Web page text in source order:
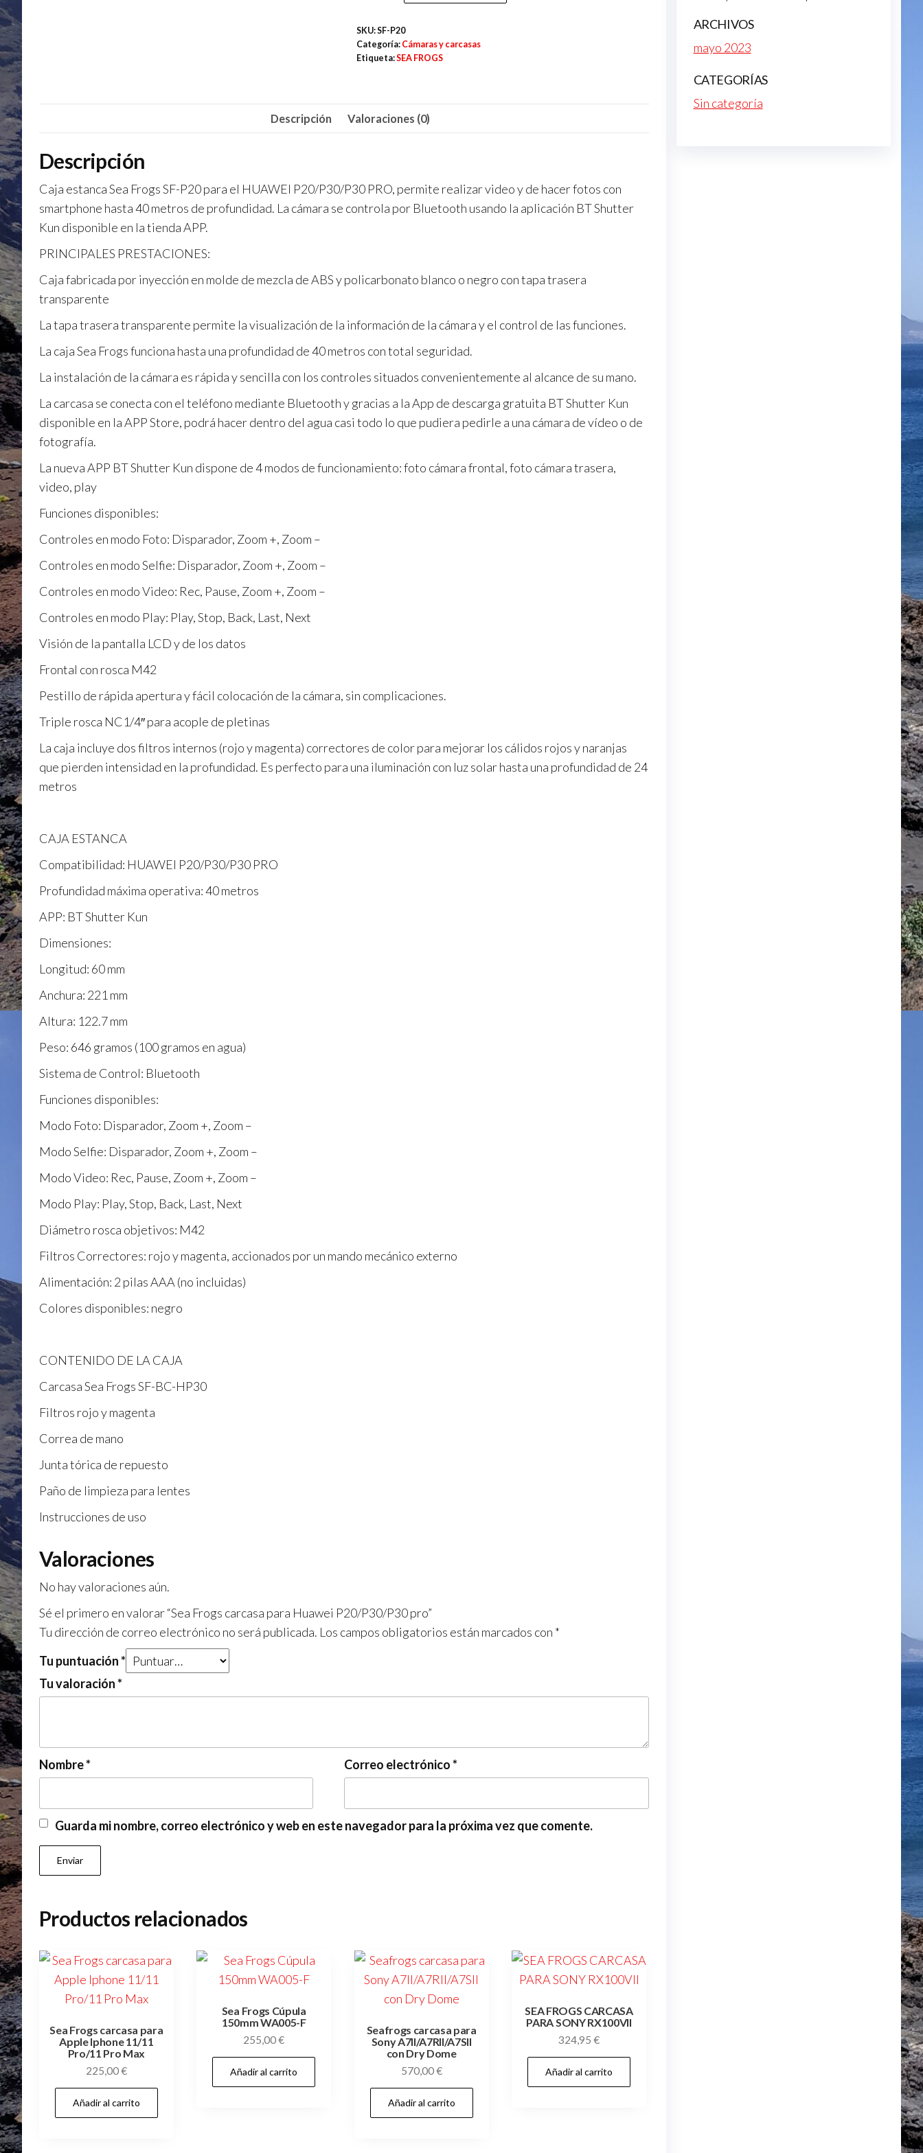
para
Huawei
cantidad
SKU:SF-P20
Categoría: Cámaras y carcasas
Etiqueta:SEA FROGS
Descripción Valoraciones (0)
Descripción
Caja estanca Sea Frogs SF-P20 para el HUAWEI P20/P30/P30 PRO, permite realizar video y de hacer fotos con
smartphone hasta 40 metros de profundidad. La cámara se controla por Bluetooth usando la aplicación BT Shutter
Kun disponible en la tienda APP.
PRINCIPALES PRESTACIONES:
Caja fabricada por inyección en molde de mezcla de ABS y policarbonato blanco o negro con tapa trasera
transparente
La tapa trasera transparente permite la visualización de la información de la cámara y el control de las funciones.
La caja Sea Frogs funciona hasta una profundidad de 40 metros con total seguridad.
La instalación de la cámara es rápida y sencilla con los controles situados convenientemente al alcance de su mano.
La carcasa se conecta con el teléfono mediante Bluetooth y gracias a la App de descarga gratuita BT Shutter Kun
disponible en la APP Store, podrá hacer dentro del agua casi todo lo que pudiera pedirle a una cámara de vídeo o de
fotografía.
La nueva APP BT Shutter Kun dispone de 4 modos de funcionamiento: foto cámara frontal, foto cámara trasera,
video, play
Funciones disponibles:
Controles en modo Foto: Disparador, Zoom +, Zoom –
Controles en modo Selfie: Disparador, Zoom +, Zoom –
Controles en modo Video: Rec, Pause, Zoom +, Zoom –
Controles en modo Play: Play, Stop, Back, Last, Next
Visión de la pantalla LCD y de los datos
Frontal con rosca M42
Pestillo de rápida apertura y fácil colocación de la cámara, sin complicaciones.
Triple rosca NC1/4″ para acople de pletinas
La caja incluye dos filtros internos (rojo y magenta) correctores de color para mejorar los cálidos rojos y naranjas
que pierden intensidad en la profundidad. Es perfecto para una iluminación con luz solar hasta una profundidad de 24
metros
CAJA ESTANCA
Compatibilidad: HUAWEI P20/P30/P30 PRO
Profundidad máxima operativa: 40 metros
APP: BT Shutter Kun
Dimensiones:
Longitud: 60 mm
Anchura: 221 mm
Altura: 122.7 mm
Peso: 646 gramos (100 gramos en agua)
Sistema de Control: Bluetooth
Funciones disponibles:
Modo Foto: Disparador, Zoom +, Zoom –
Modo Selfie: Disparador, Zoom +, Zoom –
Modo Video: Rec, Pause, Zoom +, Zoom –
Modo Play: Play, Stop, Back, Last, Next
Diámetro rosca objetivos: M42
Filtros Correctores: rojo y magenta, accionados por un mando mecánico externo
Alimentación: 2 pilas AAA (no incluidas)
Colores disponibles: negro
CONTENIDO DE LA CAJA
Carcasa Sea Frogs SF-BC-HP30
Filtros rojo y magenta
Correa de mano
Junta tórica de repuesto
Paño de limpieza para lentes
Instrucciones de uso
Valoraciones
No hay valoraciones aún.
Sé el primero en valorar “Sea Frogs carcasa para Huawei P20/P30/P30 pro”
Tu dirección de correo electrónico no será publicada. Los campos obligatorios están marcados con *
Tu puntuación*
Tu valoración*
Nombre* Correo electrónico*
Guarda mi nombre, correo electrónico y web en este navegador para la próxima vez que comente.
Productos relacionados
Sea Frogs carcasa para
Apple Iphone 11/11
Pro/11 Pro Max
225,00€
Añadir al carrito
Sea Frogs Cúpula
150mm WA005-F
255,00€
Añadir al carrito
Seafrogs carcasa para
Sony A7II/A7RII/A7SII
con Dry Dome
570,00€
Añadir al carrito
SEA FROGS CARCASA
PARA SONY RX100VII
324,95€
Añadir al carrito
ARCHIVOS
mayo 2023
CATEGORÍAS
Sin categoría